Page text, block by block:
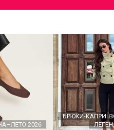
2026
БРЮКИ-КАПРИ: